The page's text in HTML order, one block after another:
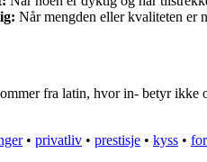
Når mengden eller kvaliteten er
fra latin, hvor in- betyr ikke
• privatliv • prestisje • kyss •